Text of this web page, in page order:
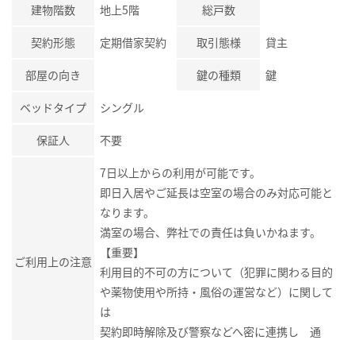
建物階数 地上5階 総戸数
契約形態 定期借家契約 取引態様 貸主
部屋の向き 鍵の種類 鍵
ベッドタイプ シングル
保証人 不要
ご利用上の注意
7日以上からの利用が可能です。
即日入居やご延長は空室の場合のみ対応可能と
なります。
満室の場合、弊社での責任は負いかねます。
【重要】
利用目的不可の方について（犯罪に関わる目的
や薬物使用や所持・風俗の運営など）に関して
は
契約即時解除及び警察などへ密に連携し 通